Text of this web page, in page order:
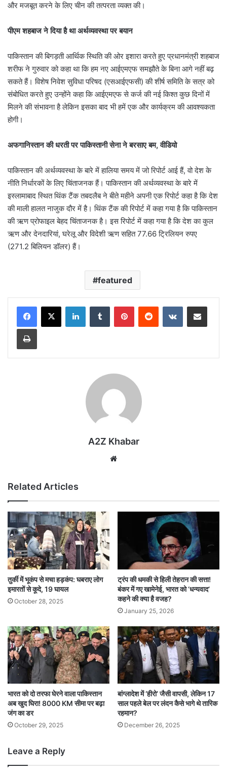
और मजबूत करने के लिए चीन की तत्परता व्यक्त की।
पीएम शहबाज ने दिया है था अर्थव्यवस्था पर बयान
पाकिस्तान की बिगड़ती आर्थिक स्थिति की ओर इशारा करते हुए प्रधानमंत्री शहबाज
शरीफ ने गुरुवार को कहा था कि हम नए आईएमएफ समझौते के बिना आगे नहीं बढ़
सकते हैं। विशेष निवेश सुविधा परिषद (एसआईएफसी) की शीर्ष समिति के सत्र को
संबोधित करते हुए उन्होंने कहा कि आईएमएफ से कर्ज की नई किश्त कुछ दिनों में
मिलने की संभावना है लेकिन इसका बाद भी हमें एक और कार्यक्रम की आवश्यकता
होगी।
अफगानिस्तान की धरती पर पाकिस्तानी सेना ने बरसाए बम, वीडियो
पाकिस्तान की अर्थव्यवस्था के बारे में हालिया समय में जो रिपोर्ट आई हैं, वो देश के
नीति निर्धारकों के लिए चिंताजनक हैं। पाकिस्तान की अर्थव्यवस्था के बारे में
इस्लामाबाद स्थित थिंक टैंक तबदलैब ने बीते महीने अपनी एक रिपोर्ट कहा है कि देश
की माली हालत नाजुक दौर में है। थिंक टैंक की रिपोर्ट में कहा गया है कि पाकिस्तान
की ऋण प्रोफाइल बेहद चिंताजनक है। इस रिपोर्ट में कहा गया है कि देश का कुल
ऋण और देनदारियां, घरेलू और विदेशी ऋण सहित 77.66 ट्रिलियन रुपए
(271.2 बिलियन डॉलर) हैं।
featured
LinkedInTumblr PinterestReddit VKontakteShare via Email
Print
A2Z Khabar
Related Articles
तुर्की में भूकंप से मचा हड़कंप: घबराए लोग
इमारतों से कूदे, 19 घायल
October 28, 2025
ट्रंप की धमकी से हिली तेहरान की सत्ता!
बंकर में गए खामेनेई, भारत को ‘धन्यवाद’
कहने की क्या है वजह?
January 25, 2026
भारत को दो तरफा घेरने वाला पाकिस्तान
अब खुद घिरा! 8000 KM सीमा पर बढ़ा
जंग का डर
October 29, 2025
बांग्लादेश में ‘हीरो’ जैसी वापसी, लेकिन 17
साल पहले बेल पर लंदन कैसे भागे थे तारिक
रहमान?
December 26, 2025
Leave a Reply